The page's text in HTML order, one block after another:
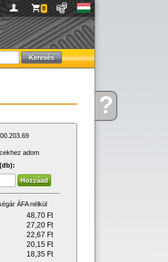
Kérdése?
0
adom
ÁFA nélkül
48,70 Ft
27,20 Ft
22,67 Ft
20,15 Ft
18,35 Ft